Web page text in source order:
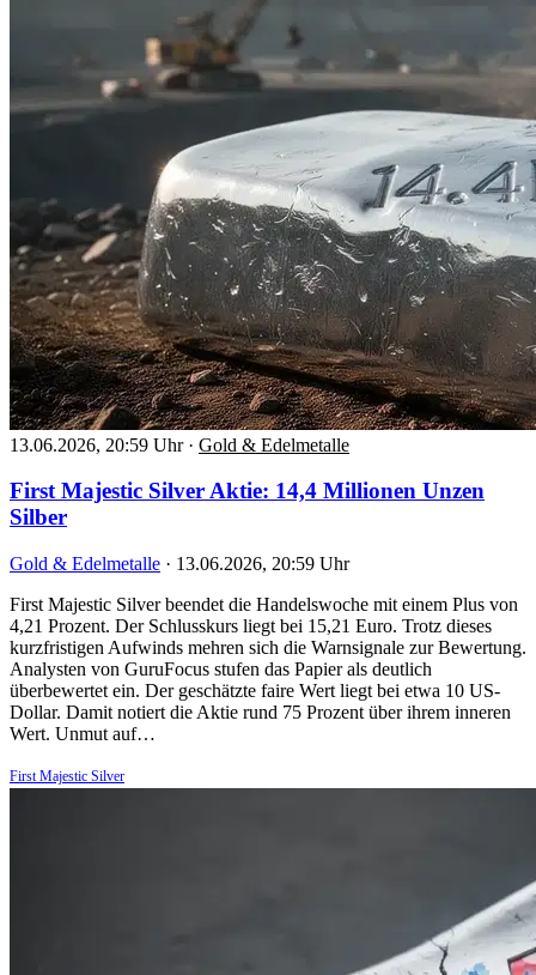
13.06.2026, 20:59 Uhr · Gold & Edelmetalle
First Majestic Silver Aktie: 14,4 Millionen Unzen
Silber
Gold & Edelmetalle · 13.06.2026, 20:59 Uhr
First Majestic Silver beendet die Handelswoche mit einem Plus von
4,21 Prozent. Der Schlusskurs liegt bei 15,21 Euro. Trotz dieses
kurzfristigen Aufwinds mehren sich die Warnsignale zur Bewertung.
Analysten von GuruFocus stufen das Papier als deutlich
überbewertet ein. Der geschätzte faire Wert liegt bei etwa 10 US-
Dollar. Damit notiert die Aktie rund 75 Prozent über ihrem inneren
Wert. Unmut auf…
First Majestic Silver